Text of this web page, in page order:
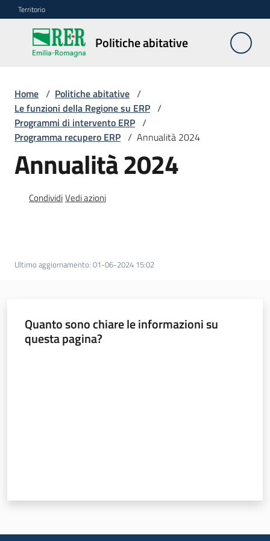
Vai al contenuto
Vai alla navigazione
Vai al footer
Territorio
Politiche abitative
Politiche
abitative
Edilizia
Residenziale
Pubblica
Residenziale
Sostegno
Barriere
architettoniche
Home / Politiche abitative /
Le funzioni della Regione su ERP /
Programmi di intervento ERP /
Programma recupero ERP / Annualità 2024
Annualità 2024
CondividiVedi azioni
Ultimo aggiornamento: 01-06-2024 15:02
Quanto sono chiare le informazioni su
questa pagina?